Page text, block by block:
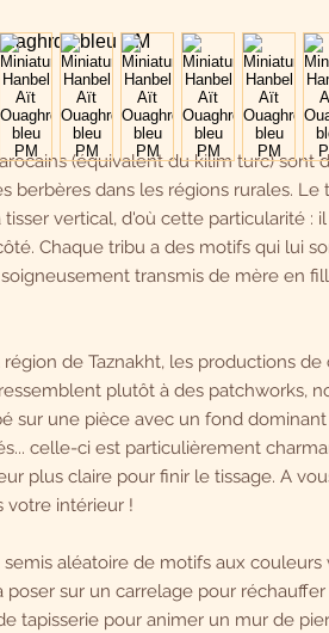
(équivalent du kilim turc) sont
berbères dans les régions rurales. Le
vertical, d'où cette particularité :
Chaque tribu a des motifs qui lui
transmis de mère en
région de Taznakht, les productions
plutôt à des patchworks,
sur une pièce avec un fond
celle-ci est particulièrement
plus claire pour finir le tissage. A
votre intérieur !
semis aléatoire de motifs aux couleurs
poser sur un carrelage pour réchauffer
tapisserie pour animer un mur de